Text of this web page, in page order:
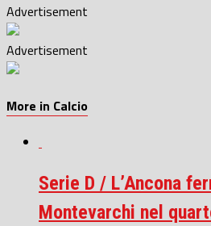
Advertisement
Advertisement
More in Calcio
Serie D / L’Ancona
Montevarchi nel